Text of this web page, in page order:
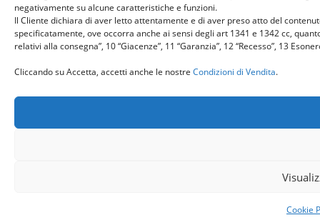
negativamente su alcune caratteristiche e funzioni.
Il Cliente dichiara di aver letto attentamente e di aver preso atto del
specificatamente, ove occorra anche ai sensi degli art 1341 e 1342 cc,
relativi alla consegna”, 10 “Giacenze”, 11 “Garanzia”, 12 “Recesso”, 13
Cliccando su Accetta, accetti anche le nostre Condizioni di Vendita.
Cookie